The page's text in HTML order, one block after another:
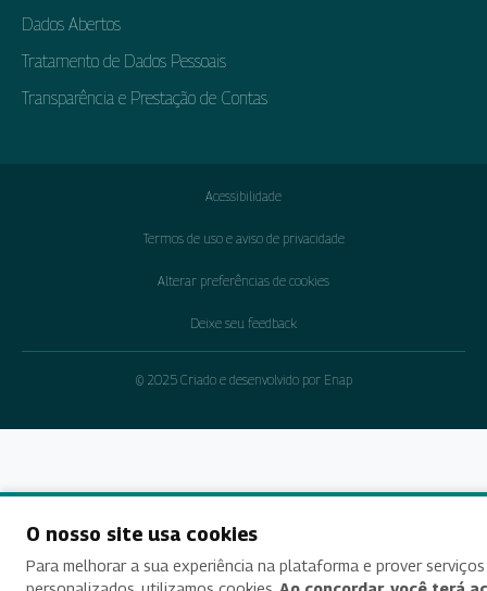
Dados Abertos
Tratamento de Dados Pessoais
Transparência e Prestação de Contas
Acessibilidade
Termos de uso e aviso de privacidade
Alterar preferências de cookies
Deixe seu feedback
© 2025 Criado e desenvolvido por Enap
O nosso site usa cookies
Para melhorar a sua experiência na plataforma e prover serviços